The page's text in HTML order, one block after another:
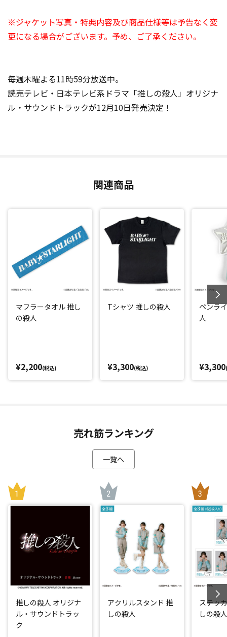
※ジャケット写真・特典内容及び商品仕様等は予告なく変
更になる場合がございます。予め、ご了承ください。
毎週木曜よる11時59分放送中。
読売テレビ・日本テレビ系ドラマ「推しの殺人」オリジナ
ル・サウンドトラックが12月10日発売決定！
関連商品
マフラータオル 推し
の殺人
¥2,200(税込)
Tシャツ 推しの殺人
¥3,300(税込)
ペンラ
人
¥3,300
売れ筋ランキング
一覧へ
推しの殺人 オリジナ
ル・サウンドトラッ
ク
アクリルスタンド 推
しの殺人
ステッ
しの殺人